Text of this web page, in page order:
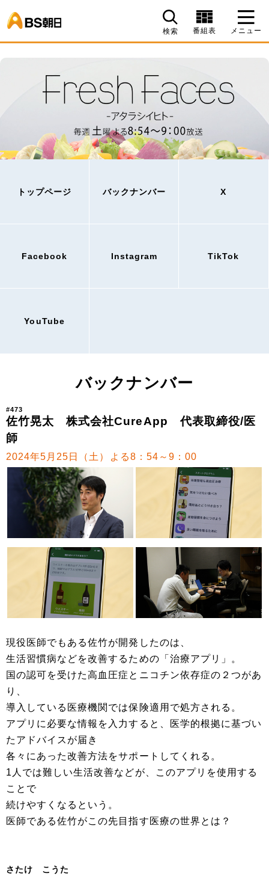
検索 番組表 メニュー
トップページ バックナンバー X
Facebook Instagram TikTok
YouTube
バックナンバー
#473
佐竹晃太 株式会社CureApp 代表取締役/医
師
2024年5月25日（土）よる8：54～9：00
現役医師でもある佐竹が開発したのは、
生活習慣病などを改善するための「治療アプリ」。
国の認可を受けた高血圧症とニコチン依存症の２つがあ
り、
導入している医療機関では保険適用で処方される。
アプリに必要な情報を入力すると、医学的根拠に基づい
たアドバイスが届き
各々にあった改善方法をサポートしてくれる。
1人では難しい生活改善などが、このアプリを使用する
ことで
続けやすくなるという。
医師である佐竹がこの先目指す医療の世界とは？
さたけ こうた